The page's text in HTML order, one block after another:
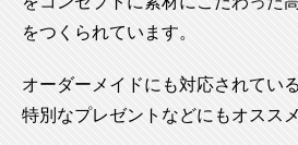
をつくられています。
オーダーメイドにも対応されてい
特別なプレゼントなどにもオスス